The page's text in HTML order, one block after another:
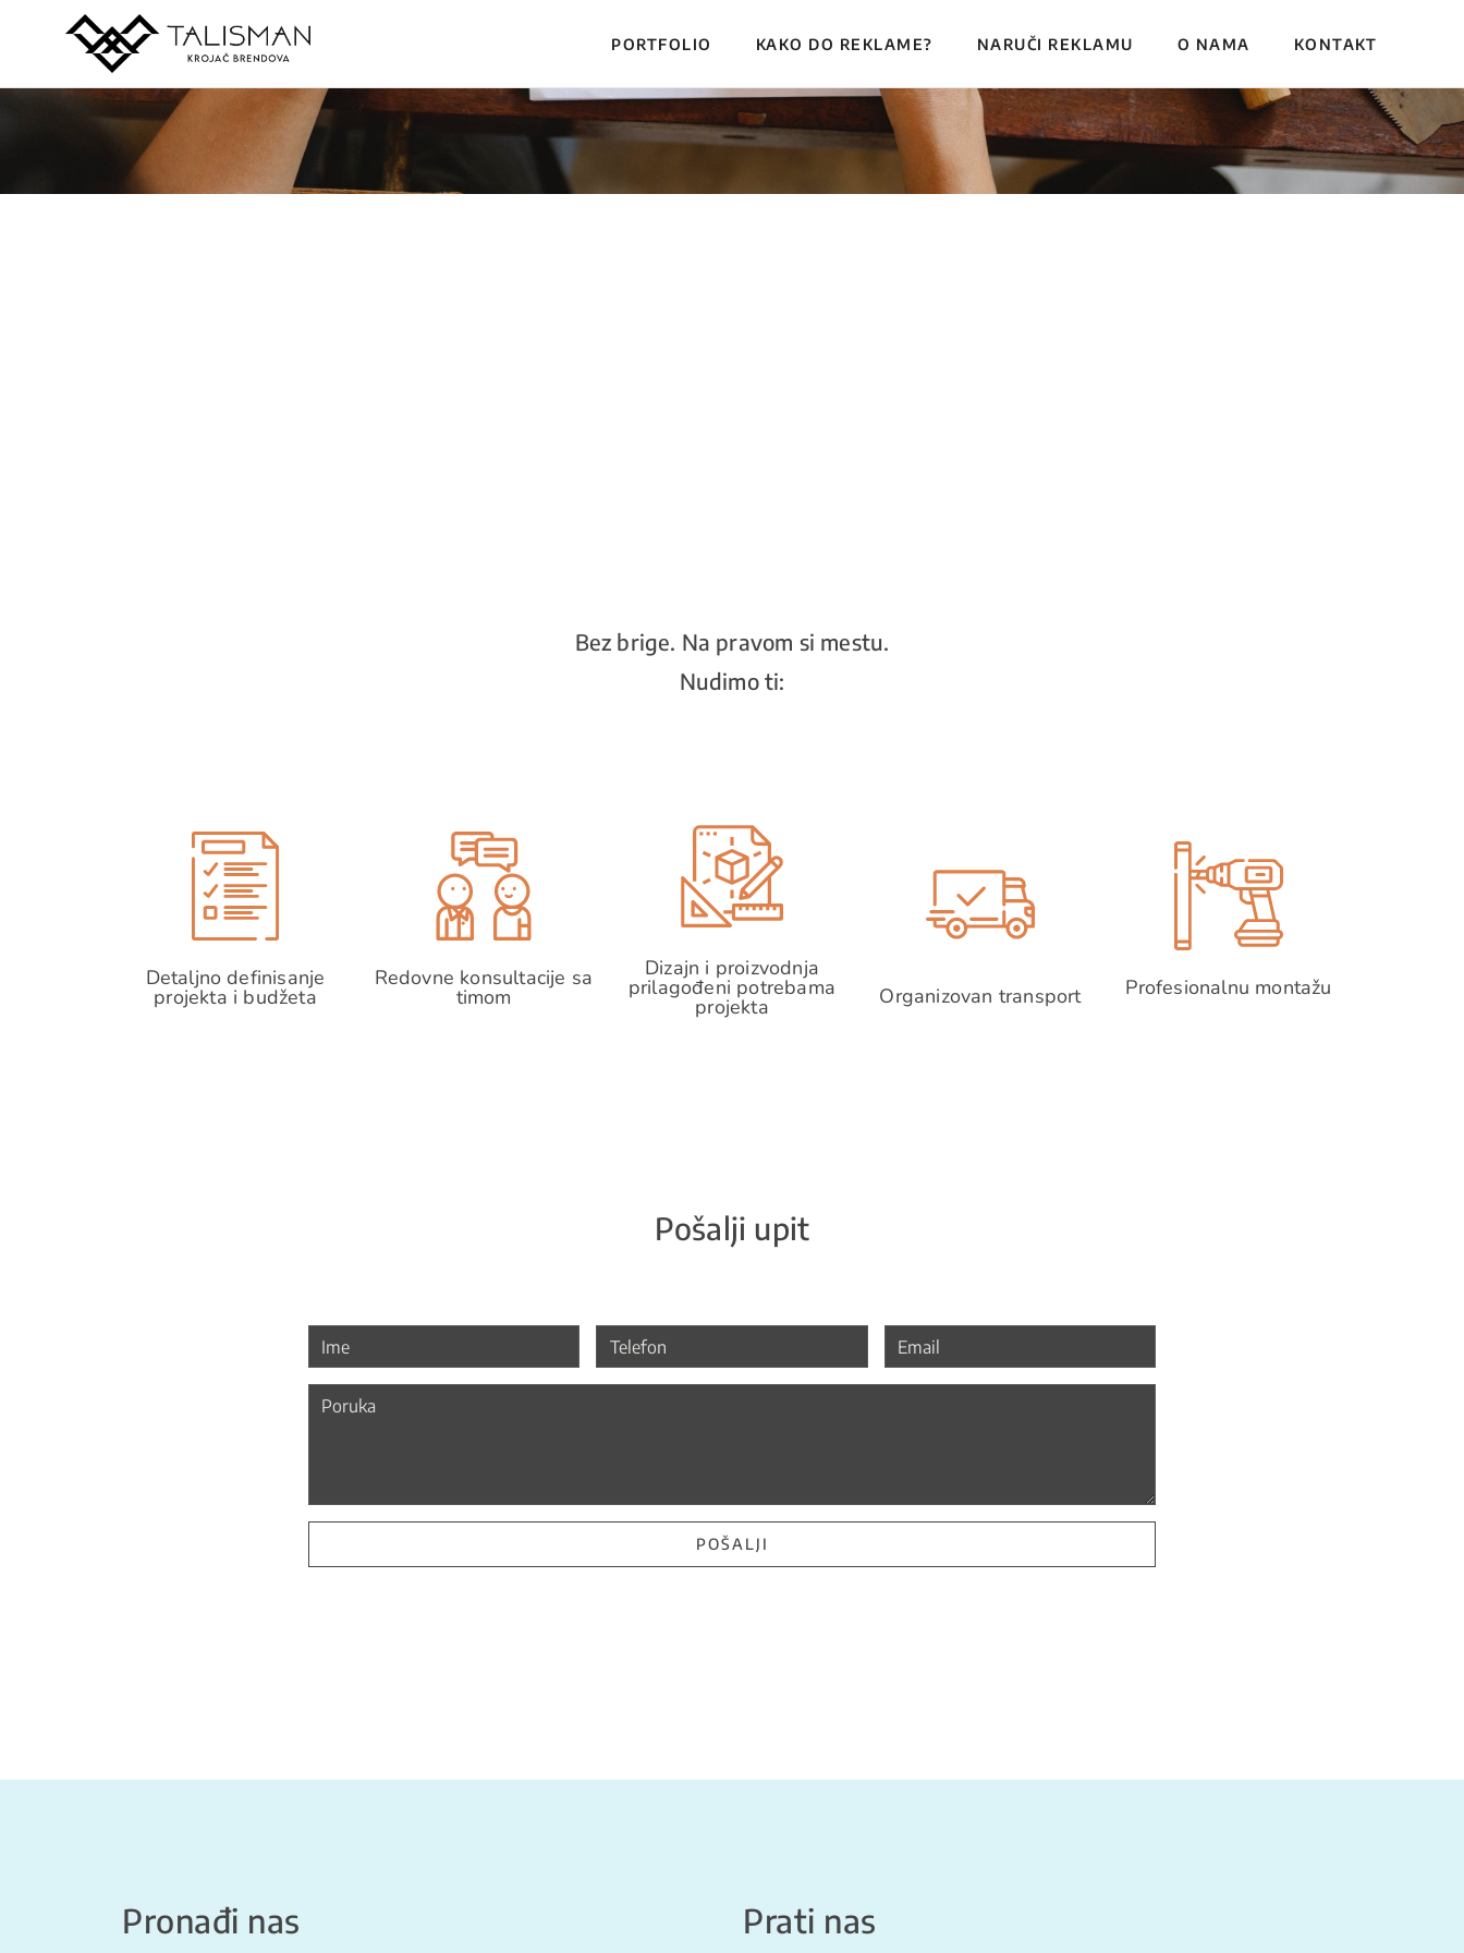
PORTFOLIO KAKO DO REKLAME? NARUČI REKLAMU O NAMA KONTAKT
Bez brige. Na pravom si mestu.
Nudimo ti:
Detaljno definisanje
projekta i budžeta
Redovne konsultacije sa
timom
Dizajn i proizvodnja
prilagođeni potrebama
projekta Organizovan transport Profesionalnu montažu
Pošalji upit
POŠALJI
Pronađi nas Prati nas